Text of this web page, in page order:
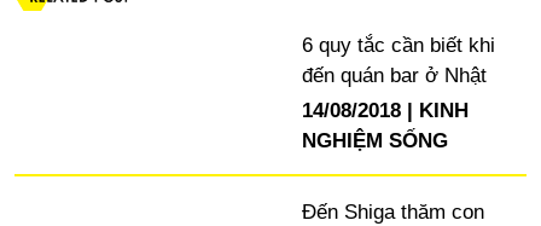
6 quy tắc cần biết khi
đến quán bar ở Nhật
14/08/2018
KINH
NGHIỆM SỐNG
Đến Shiga thăm con